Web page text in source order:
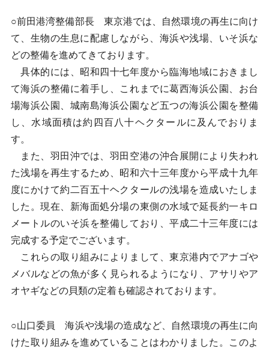
○前田港湾整備部長 東京港では、自然環境の再生に向け
て、生物の生息に配慮しながら、海浜や浅場、いそ浜な
どの整備を進めてきております。
具体的には、昭和四十七年度から臨海地域におきまし
て海浜の整備に着手し、これまでに葛西海浜公園、お台
場海浜公園、城南島海浜公園など五つの海浜公園を整備
し、水域面積は約四百八十ヘクタールに及んでおりま
す。
また、羽田沖では、羽田空港の沖合展開により失われ
た浅場を再生するため、昭和六十三年度から平成十九年
度にかけて約二百五十ヘクタールの浅場を造成いたしま
した。現在、新海面処分場の東側の水域で延長約一キロ
メートルのいそ浜を整備しており、平成二十三年度には
完成する予定でございます。
これらの取り組みによりまして、東京港内でアナゴや
メバルなどの魚が多く見られるようになり、アサリやア
オヤギなどの貝類の定着も確認されております。
○山口委員 海浜や浅場の造成など、自然環境の再生に向
けた取り組みを進めていることはわかりました。このよ